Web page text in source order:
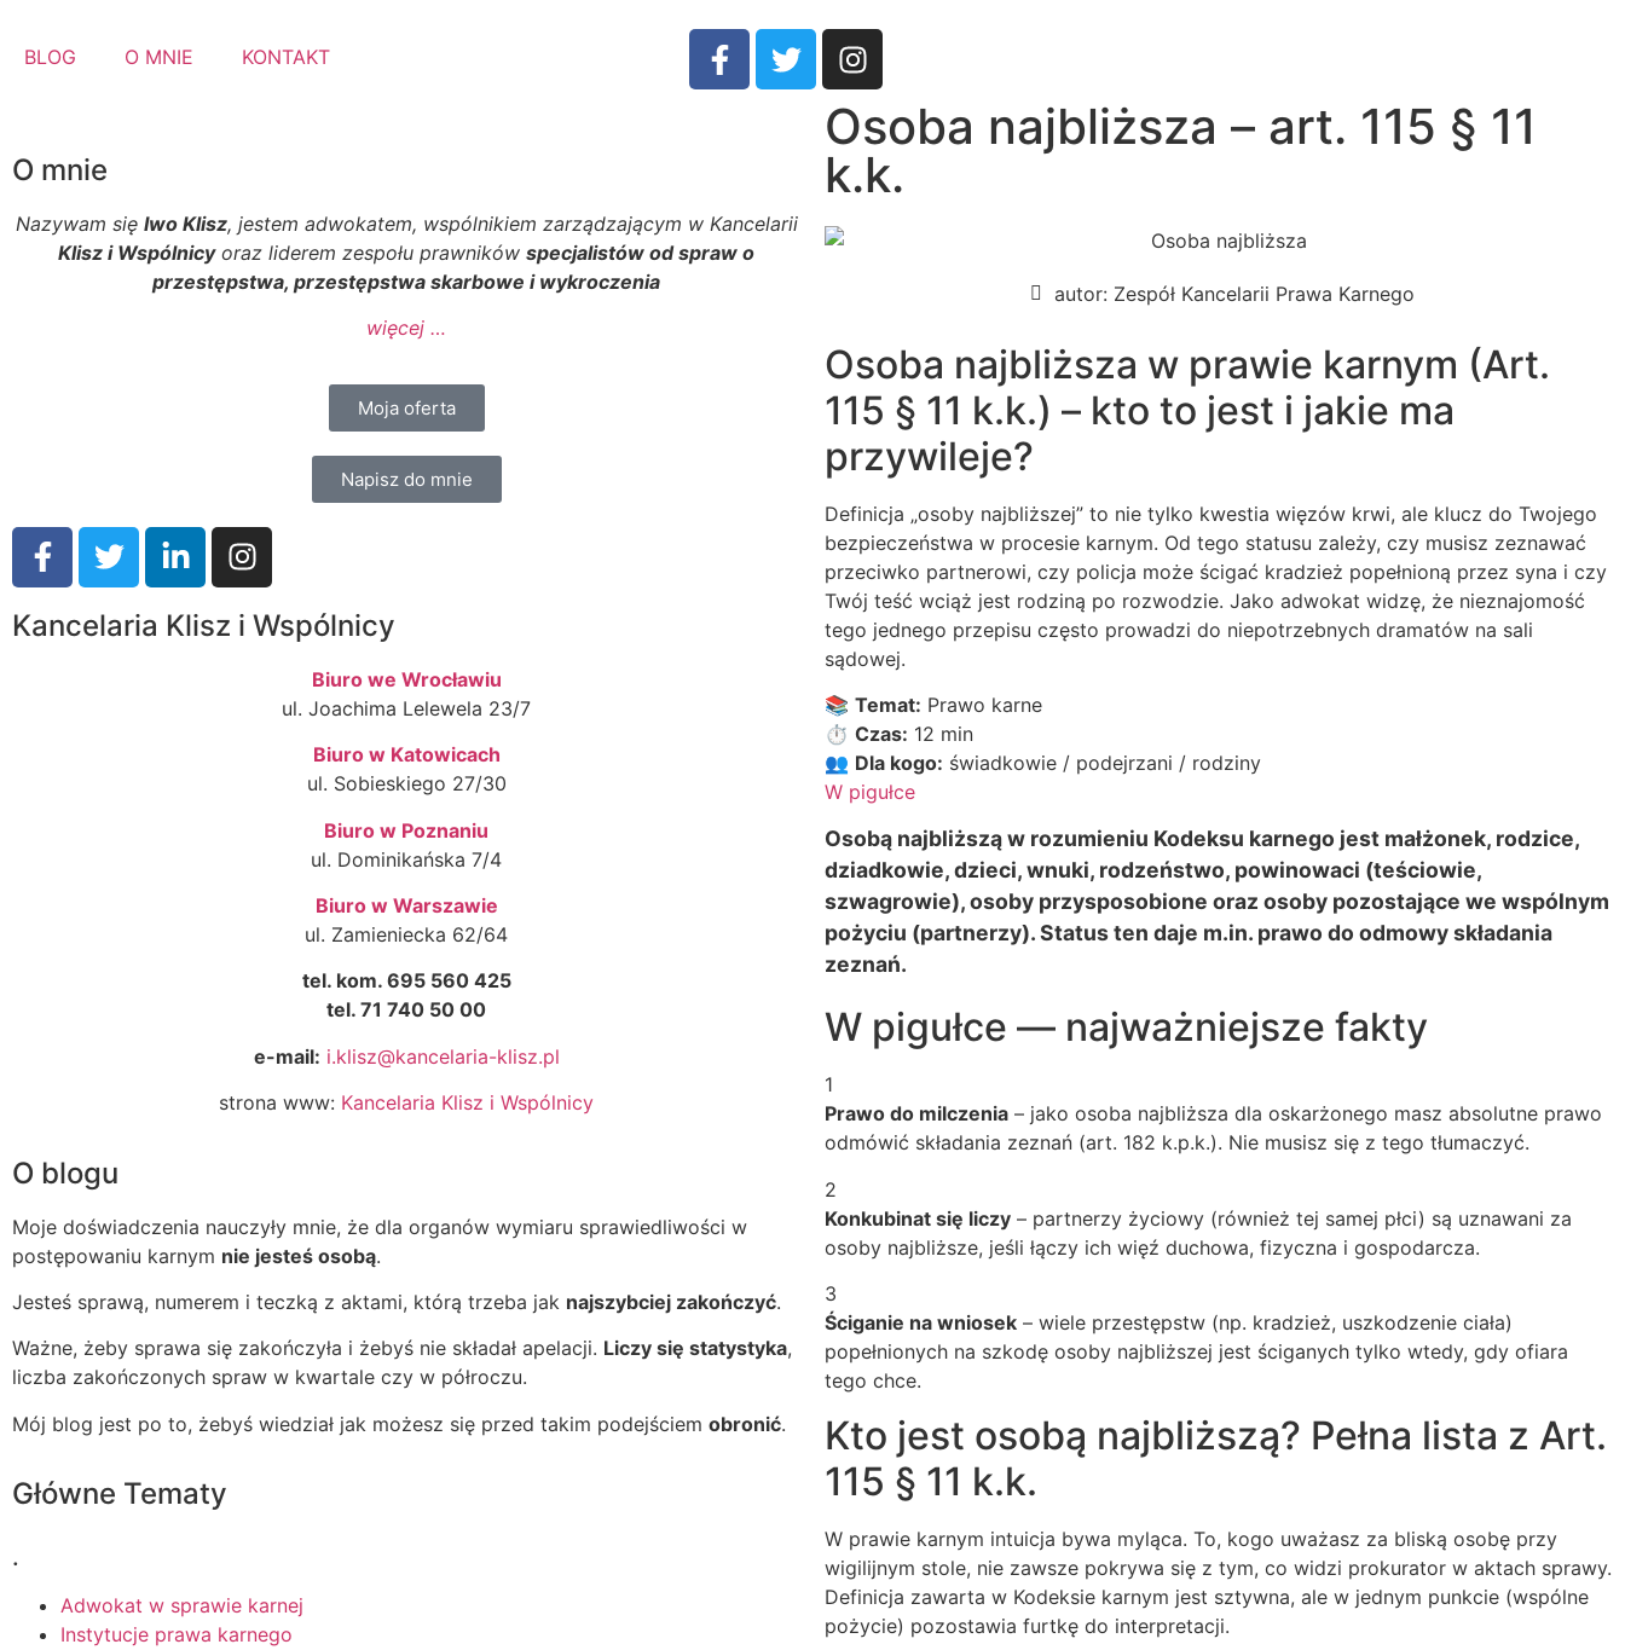
BLOG O MNIE KONTAKT
O mnie
Nazywam się Iwo Klisz, jestem adwokatem, wspólnikiem zarządzającym w Kancelarii
Klisz i Wspólnicyoraz liderem zespołu prawników specjalistów od spraw o
przestępstwa, przestępstwa skarbowe i wykroczenia
więcej …
Moja oferta
Napisz do mnie
Kancelaria Klisz i Wspólnicy
Biuro we Wrocławiu
ul. Joachima Lelewela 23/7
Biuro w Katowicach
ul. Sobieskiego 27/30
Biuro w Poznaniu
ul. Dominikańska 7/4
Biuro w Warszawie
ul. Zamieniecka 62/64
tel. kom. 695 560 425
tel. 71 740 50 00
e-mail: i.klisz@kancelaria-klisz.pl
strona www: Kancelaria Klisz i Wspólnicy
O blogu
Moje doświadczenia nauczyły mnie, że dla organów wymiaru sprawiedliwości w
postępowaniu karnym nie jesteś osobą.
Jesteś sprawą, numerem i teczką z aktami, którą trzeba jak najszybciej zakończyć.
Ważne, żeby sprawa się zakończyła i żebyś nie składał apelacji. Liczy się statystyka,
liczba zakończonych spraw w kwartale czy w półroczu.
Mój blog jest po to, żebyś wiedział jak możesz się przed takim podejściem obronić.
Główne Tematy
.
Adwokat w sprawie karnej
Instytucje prawa karnego
Osoba najbliższa – art. 115 § 11
k.k.
autor: Zespół Kancelarii Prawa Karnego
Osoba najbliższa w prawie karnym (Art.
115 § 11 k.k.) – kto to jest i jakie ma
przywileje?
Definicja „osoby najbliższej” to nie tylko kwestia więzów krwi, ale klucz do Twojego
bezpieczeństwa w procesie karnym. Od tego statusu zależy, czy musisz zeznawać
przeciwko partnerowi, czy policja może ścigać kradzież popełnioną przez syna i czy
Twój teść wciąż jest rodziną po rozwodzie. Jako adwokat widzę, że nieznajomość
tego jednego przepisu często prowadzi do niepotrzebnych dramatów na sali
sądowej.
📚 Temat: Prawo karne
⏱️ Czas: 12 min
👥 Dla kogo: świadkowie / podejrzani / rodziny
W pigułce
Osobą najbliższą w rozumieniu Kodeksu karnego jest małżonek, rodzice,
dziadkowie, dzieci, wnuki, rodzeństwo, powinowaci (teściowie,
szwagrowie), osoby przysposobione oraz osoby pozostające we wspólnym
pożyciu (partnerzy). Status ten daje m.in. prawo do odmowy składania
zeznań.
W pigułce — najważniejsze fakty
1
Prawo do milczenia – jako osoba najbliższa dla oskarżonego masz absolutne prawo
odmówić składania zeznań (art. 182 k.p.k.). Nie musisz się z tego tłumaczyć.
2
Konkubinat się liczy – partnerzy życiowy (również tej samej płci) są uznawani za
osoby najbliższe, jeśli łączy ich więź duchowa, fizyczna i gospodarcza.
3
Ściganie na wniosek – wiele przestępstw (np. kradzież, uszkodzenie ciała)
popełnionych na szkodę osoby najbliższej jest ściganych tylko wtedy, gdy ofiara
tego chce.
Kto jest osobą najbliższą? Pełna lista z Art.
115 § 11 k.k.
W prawie karnym intuicja bywa myląca. To, kogo uważasz za bliską osobę przy
wigilijnym stole, nie zawsze pokrywa się z tym, co widzi prokurator w aktach sprawy.
Definicja zawarta w Kodeksie karnym jest sztywna, ale w jednym punkcie (wspólne
pożycie) pozostawia furtkę do interpretacji.